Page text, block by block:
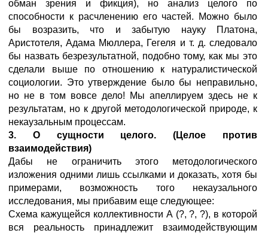
обман зрения и фикция), но анализ целого по
способности к расчленению его частей. Можно было
бы возразить, что и забытую науку Платона,
Аристотеля, Адама Мюллера, Гегеля и т. д. следовало
бы назвать безрезультатной, подобно тому, как мы это
сделали выше по отношению к натуралистической
социологии. Это утверждение было бы неправильно,
но не в том вовсе дело! Мы апеллируем здесь не к
результатам, но к другой методологической природе, к
некаузальным процессам.
3. О сущности целого. (Целое против
взаимодействия)
Дабы не ограничить этого методологического
изложения одними лишь ссылками и доказать, хотя бы
примерами, возможность того некаузального
исследования, мы прибавим еще следующее:
Схема кажущейся коллективности А (?, ?, ?), в которой
вся реальность принадлежит взаимодействующим